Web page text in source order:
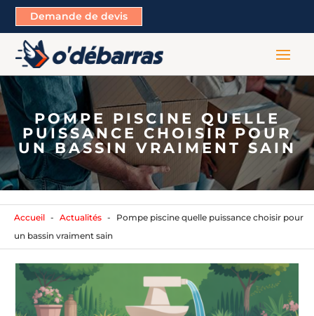
Demande de devis
POMPE PISCINE QUELLE
PUISSANCE CHOISIR POUR
UN BASSIN VRAIMENT SAIN
Accueil Actualités
Pompe piscine quelle puissance choisir pour
un bassin vraiment sain